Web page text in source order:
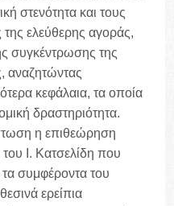
στενότητα και τους
της ελεύθερης αγοράς,
συγκέντρωσης της
αναζητώντας
κεφάλαια, τα οποία
δραστηριότητα.
η επιθεώρηση
I. Κατσελίδη που
συμφέροντα του
ερείπια